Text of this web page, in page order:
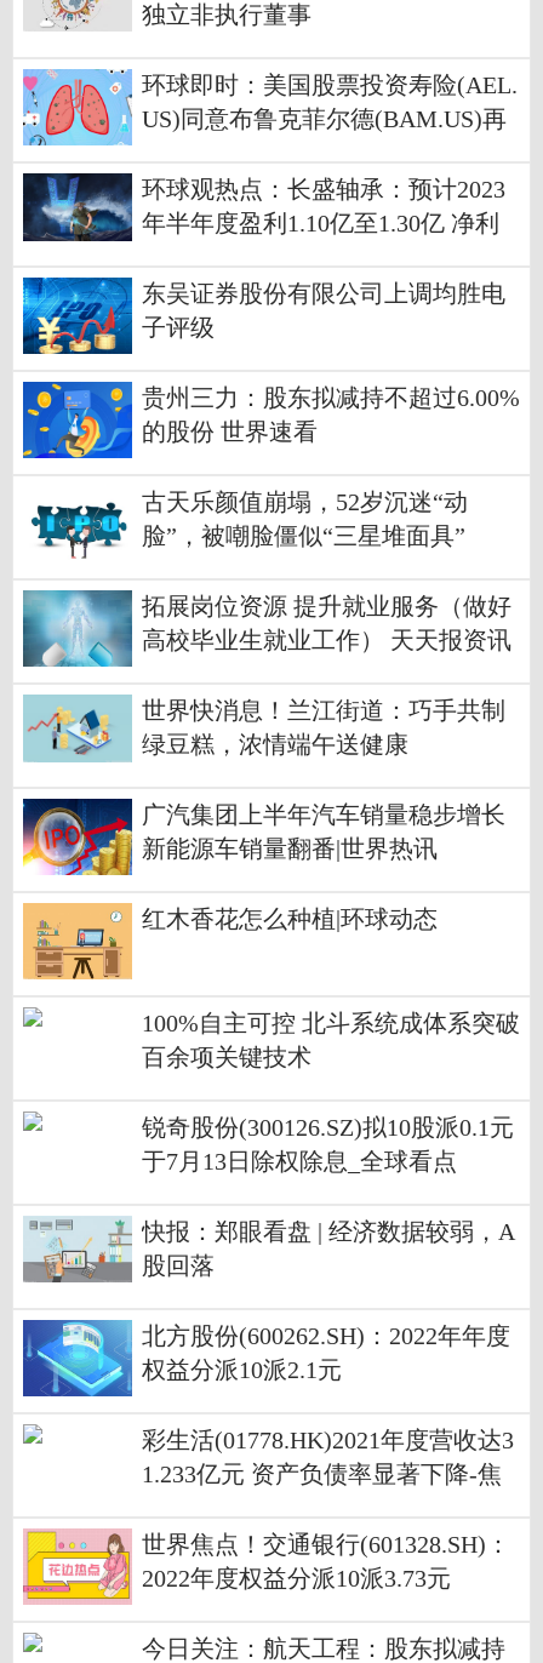
独立非执行董事
环球即时：美国股票投资寿险(AEL.
US)同意布鲁克菲尔德(BAM.US)再
环球观热点：长盛轴承：预计2023
年半年度盈利1.10亿至1.30亿 净利
东吴证券股份有限公司上调均胜电
子评级
贵州三力：股东拟减持不超过6.00%
的股份 世界速看
古天乐颜值崩塌，52岁沉迷“动
脸”，被嘲脸僵似“三星堆面具”
拓展岗位资源 提升就业服务（做好
高校毕业生就业工作） 天天报资讯
世界快消息！兰江街道：巧手共制
绿豆糕，浓情端午送健康
广汽集团上半年汽车销量稳步增长
新能源车销量翻番|世界热讯
红木香花怎么种植|环球动态
100%自主可控 北斗系统成体系突破
百余项关键技术
锐奇股份(300126.SZ)拟10股派0.1元
于7月13日除权除息_全球看点
快报：郑眼看盘 | 经济数据较弱，A
股回落
北方股份(600262.SH)：2022年年度
权益分派10派2.1元
彩生活(01778.HK)2021年度营收达3
1.233亿元 资产负债率显著下降-焦
世界焦点！交通银行(601328.SH)：
2022年度权益分派10派3.73元
今日关注：航天工程：股东拟减持